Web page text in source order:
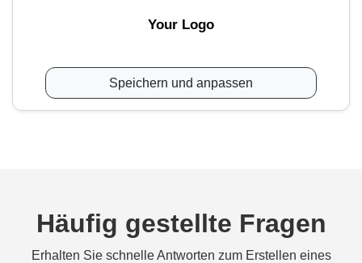
Your Logo
Speichern und anpassen
Häufig gestellte Fragen
Erhalten Sie schnelle Antworten zum Erstellen eines